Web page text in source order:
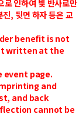
로 인하여 빛 반사로만
, 뒷면 하자 등은 교
benefit is not
written at the
event page.
and
and back
cannot be